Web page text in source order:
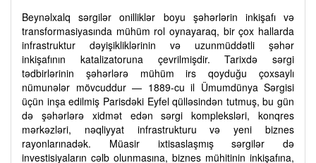
Beynəlxalq sərgilər onilliklər boyu şəhərlərin inkişafı və
transformasiyasında mühüm rol oynayaraq, bir çox hallarda
infrastruktur dəyişikliklərinin və uzunmüddətli şəhər
inkişafının katalizatoruna çevrilmişdir. Tarixdə sərgi
tədbirlərinin şəhərlərə mühüm irs qoyduğu çoxsaylı
nümunələr mövcuddur — 1889-cu il Ümumdünya Sərgisi
üçün inşa edilmiş Parisdəki Eyfel qülləsindən tutmuş, bu gün
də şəhərlərə xidmət edən sərgi kompleksləri, konqres
mərkəzləri, nəqliyyat infrastrukturu və yeni biznes
rayonlarınadək. Müasir ixtisaslaşmış sərgilər də
investisiyaların cəlb olunmasına, biznes mühitinin inkişafına,